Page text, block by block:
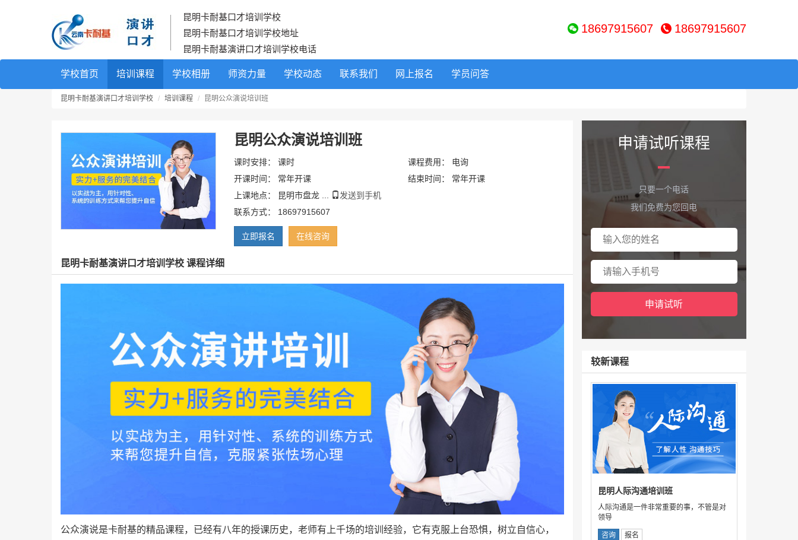
昆明卡耐基口才培训学校
昆明卡耐基口才培训学校地址
昆明卡耐基演讲口才培训学校电话
18697915607 18697915607
学校首页 培训课程 学校相册 师资力量 学校动态 联系我们 网上报名 学员问答
昆明卡耐基演讲口才培训学校 培训课程 昆明公众演说培训班
昆明公众演说培训班
课时安排： 课时
课程费用： 电询
开课时间： 常年开课
结束时间： 常年开课
上课地点： 昆明市盘龙 ...
发送到手机
联系方式： 18697915607
立即报名 在线咨询
昆明卡耐基演讲口才培训学校 课程详细
公众演说是卡耐基的精品课程，已经有八年的授课历史，老师有上千场的培训经验，它有克服上台恐惧，树立自信心，
申请试听课程
只要一个电话
我们免费为您回电
较新课程
昆明人际沟通培训班
人际沟通是一件非常重要的事，不管是对
领导
咨询 报名